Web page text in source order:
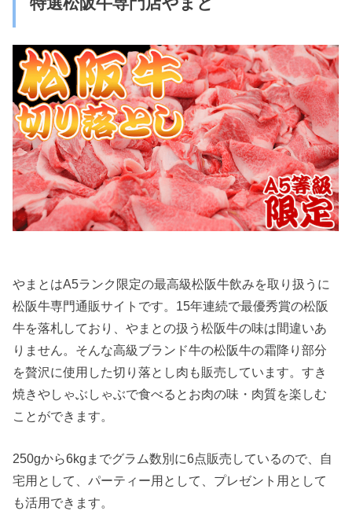
やまとはA5ランク限定の最高級松阪牛飲みを取り扱うに
松阪牛専門通販サイトです。15年連続で最優秀賞の松阪
牛を落札しており、やまとの扱う松阪牛の味は間違いあ
りません。そんな高級ブランド牛の松阪牛の霜降り部分
を贅沢に使用した切り落とし肉も販売しています。すき
焼きやしゃぶしゃぶで食べるとお肉の味・肉質を楽しむ
ことができます。
250gから6kgまでグラム数別に6点販売しているので、自
宅用として、パーティー用として、プレゼント用として
も活用できます。